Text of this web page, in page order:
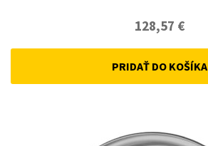
128,57 €
PRIDAŤ DO KOŠÍKA